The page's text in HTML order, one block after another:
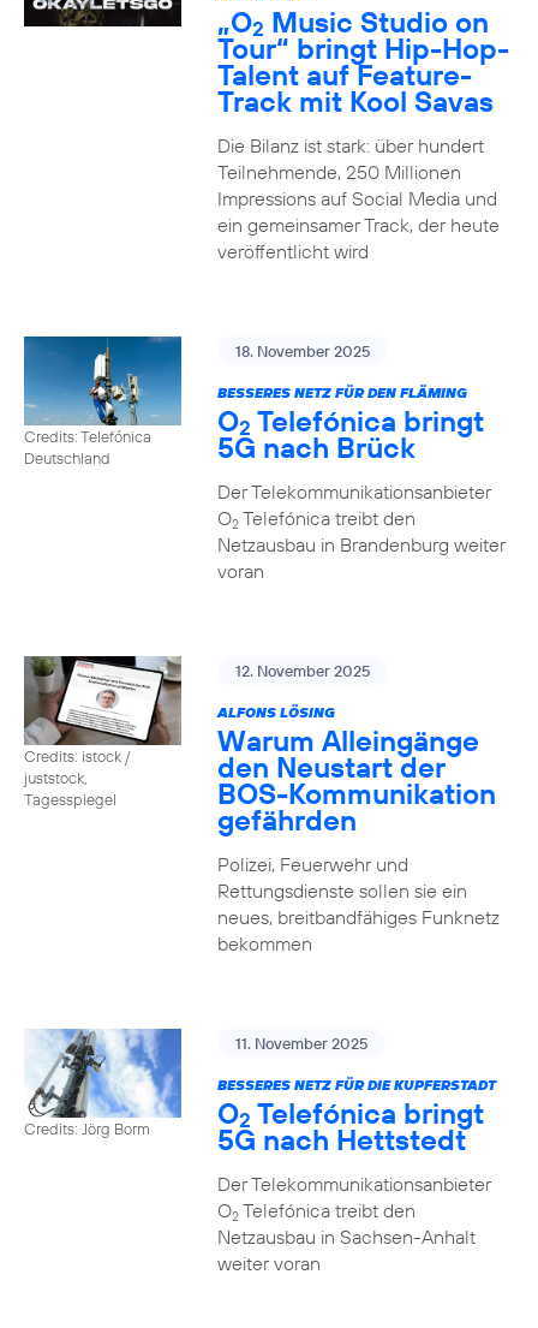
„O2 Music Studio on
Tour“ bringt Hip-Hop-
Talent auf Feature-
Track mit Kool Savas
Die Bilanz ist stark: über hundert
Teilnehmende, 250 Millionen
Impressions auf Social Media und
ein gemeinsamer Track, der heute
veröffentlicht wird
Credits: Telefónica
Deutschland
18. November 2025
BESSERES NETZ FÜR DEN FLÄMING
O2 Telefónica bringt
5G nach Brück
Der Telekommunikationsanbieter
O2Telefónica treibt den
Netzausbau in Brandenburg weiter
voran
Credits: istock /
juststock,
Tagesspiegel
12. November 2025
ALFONS LÖSING
Warum Alleingänge
den Neustart der
BOS-Kommunikation
gefährden
Polizei, Feuerwehr und
Rettungsdienste sollen sie ein
neues, breitbandfähiges Funknetz
bekommen
Credits: Jörg Borm
11. November 2025
BESSERES NETZ FÜR DIE KUPFERSTADT
O2 Telefónica bringt
5G nach Hettstedt
Der Telekommunikationsanbieter
O2Telefónica treibt den
Netzausbau in Sachsen-Anhalt
weiter voran